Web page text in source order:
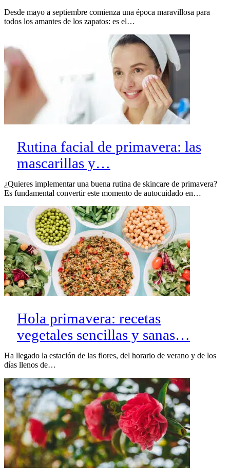
Desde mayo a septiembre comienza una época maravillosa para
todos los amantes de los zapatos: es el…
Rutina facial de primavera: las
mascarillas y…
¿Quieres implementar una buena rutina de skincare de primavera?
Es fundamental convertir este momento de autocuidado en…
Hola primavera: recetas
vegetales sencillas y sanas…
Ha llegado la estación de las flores, del horario de verano y de los
días llenos de…